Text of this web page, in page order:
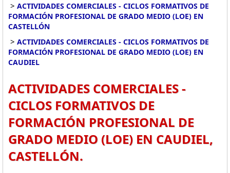
> ACTIVIDADES COMERCIALES - CICLOS FORMATIVOS DE
FORMACIÓN PROFESIONAL DE GRADO MEDIO (LOE) EN
CASTELLÓN
> ACTIVIDADES COMERCIALES - CICLOS FORMATIVOS DE
FORMACIÓN PROFESIONAL DE GRADO MEDIO (LOE) EN
CAUDIEL
ACTIVIDADES COMERCIALES -
CICLOS FORMATIVOS DE
FORMACIÓN PROFESIONAL DE
GRADO MEDIO (LOE) EN CAUDIEL,
CASTELLÓN.